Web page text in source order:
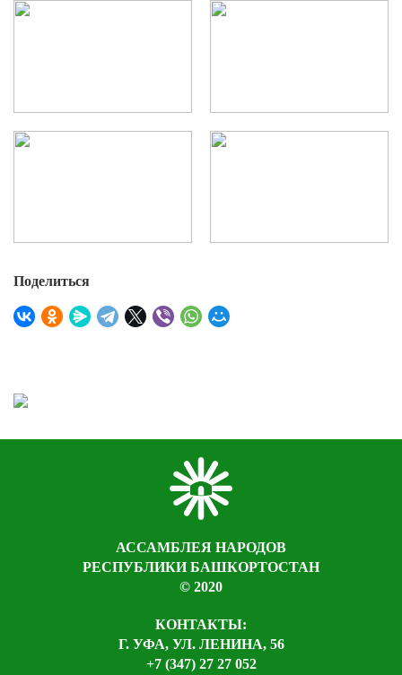
Поделиться
АССАМБЛЕЯ НАРОДОВ
РЕСПУБЛИКИ БАШКОРТОСТАН
© 2020
КОНТАКТЫ:
Г. УФА, УЛ. ЛЕНИНА, 56
+7 (347) 27 27 052